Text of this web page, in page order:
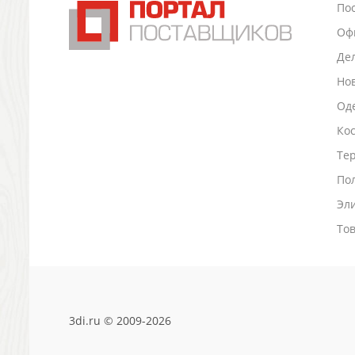
Промо
Антистрессы
Визитницы настольные
3di.ru © 2009-2026